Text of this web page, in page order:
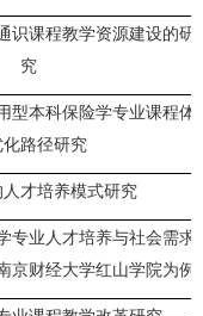
识课程教学资源建设的研
究
型本科保险学专业课程体
化路径研究
才培养模式研究
专业人才培养与社会需求
财经大学红山学院为例